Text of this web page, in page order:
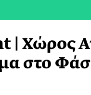
| Χώρος
στο